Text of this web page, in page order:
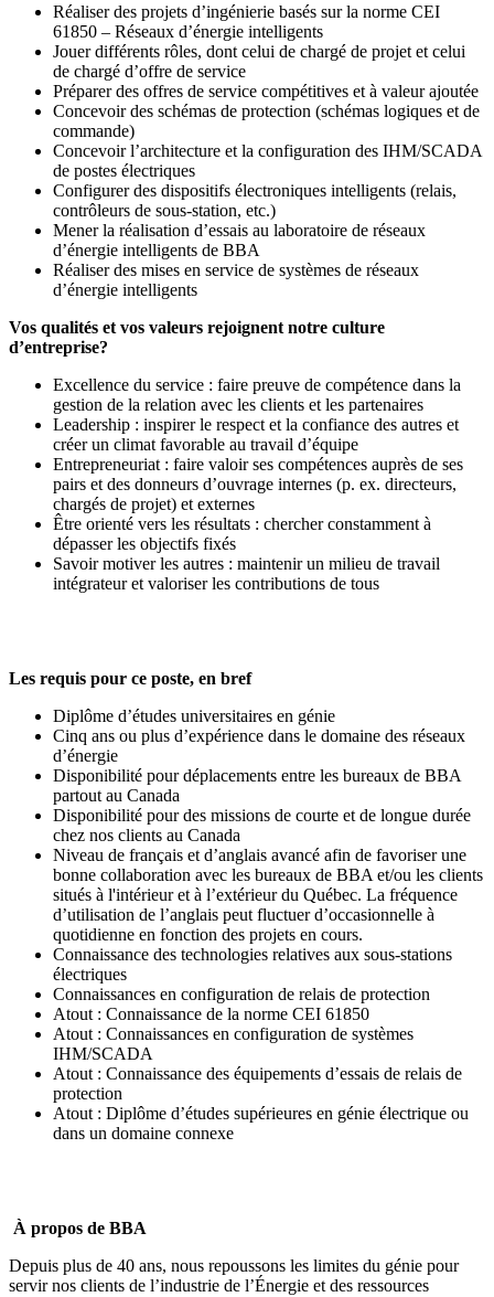
Réaliser des projets d’ingénierie basés sur la norme CEI
61850 – Réseaux d’énergie intelligents
Jouer différents rôles, dont celui de chargé de projet et celui
de chargé d’offre de service
Préparer des offres de service compétitives et à valeur ajoutée
Concevoir des schémas de protection (schémas logiques et de
commande)
Concevoir l’architecture et la configuration des IHM/SCADA
de postes électriques
Configurer des dispositifs électroniques intelligents (relais,
contrôleurs de sous-station, etc.)
Mener la réalisation d’essais au laboratoire de réseaux
d’énergie intelligents de BBA
Réaliser des mises en service de systèmes de réseaux
d’énergie intelligents
Vos qualités et vos valeurs rejoignent notre culture
d’entreprise?
Excellence du service : faire preuve de compétence dans la
gestion de la relation avec les clients et les partenaires
Leadership : inspirer le respect et la confiance des autres et
créer un climat favorable au travail d’équipe
Entrepreneuriat : faire valoir ses compétences auprès de ses
pairs et des donneurs d’ouvrage internes (p. ex. directeurs,
chargés de projet) et externes
Être orienté vers les résultats : chercher constamment à
dépasser les objectifs fixés
Savoir motiver les autres : maintenir un milieu de travail
intégrateur et valoriser les contributions de tous
Les requis pour ce poste, en bref
Diplôme d’études universitaires en génie
Cinq ans ou plus d’expérience dans le domaine des réseaux
d’énergie
Disponibilité pour déplacements entre les bureaux de BBA
partout au Canada
Disponibilité pour des missions de courte et de longue durée
chez nos clients au Canada
Niveau de français et d’anglais avancé afin de favoriser une
bonne collaboration avec les bureaux de BBA et/ou les clients
situés à l'intérieur et à l’extérieur du Québec. La fréquence
d’utilisation de l’anglais peut fluctuer d’occasionnelle à
quotidienne en fonction des projets en cours.
Connaissance des technologies relatives aux sous-stations
électriques
Connaissances en configuration de relais de protection
Atout : Connaissance de la norme CEI 61850
Atout : Connaissances en configuration de systèmes
IHM/SCADA
Atout : Connaissance des équipements d’essais de relais de
protection
Atout : Diplôme d’études supérieures en génie électrique ou
dans un domaine connexe
À propos de BBA
Depuis plus de 40 ans, nous repoussons les limites du génie pour
servir nos clients de l’industrie de l’Énergie et des ressources